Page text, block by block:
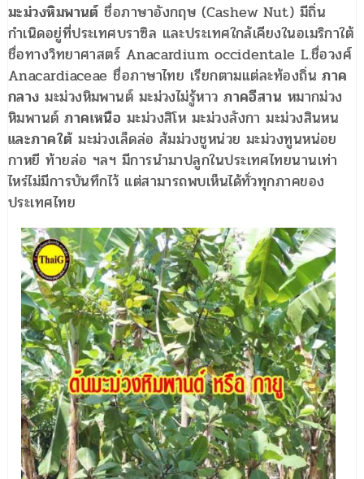
มะม่วงหิมพานต์ ชื่อภาษาอังกฤษ (Cashew Nut) มีถิ่น
กำเนิดอยู่ที่ประเทศบราซิล และประเทศใกล้เคียงในอเมริกาใต้
ชื่อทางวิทยาศาสตร์ Anacardium occidentale L.ชื่อวงศ์
Anacardiaceae ชื่อภาษาไทย เรียกตามแต่ละท้องถิ่นภาค
กลาง มะม่วงหิมพานต์ มะม่วงไม่รู้หาวภาคอีสาน หมากม่วง
หิมพานต์ภาคเหนือ มะม่วงสิโห มะม่วงลังกา มะม่วงสินหน
และภาคใต้ มะม่วงเล็ดล่อ ส้มม่วงชูหน่วย มะม่วงทูนหน่อย
กาหยี ท้ายล่อ ฯลฯ มีการนำมาปลูกในประเทศไทยนานเท่า
ไหร่ไม่มีการบันทึกไว้ แต่สามารถพบเห็นได้ทั่วทุกภาคของ
ประเทศไทย